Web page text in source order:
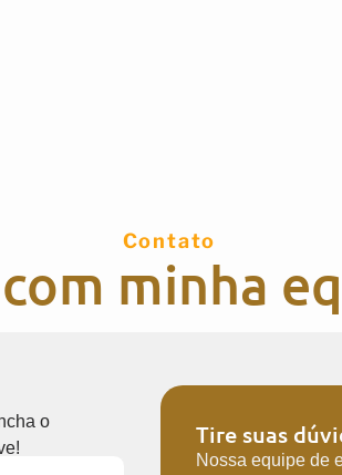
Contato
minha
o
Tire suas
Nossa equipe de